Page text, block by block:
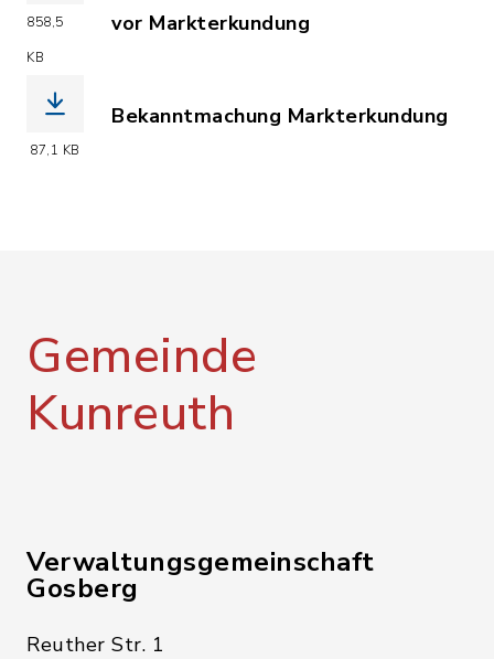
858,5
KB
vor Markterkundung
87,1 KB
Bekanntmachung Markterkundung
Gemeinde
Kunreuth
Verwaltungsgemeinschaft
Gosberg
Reuther Str. 1